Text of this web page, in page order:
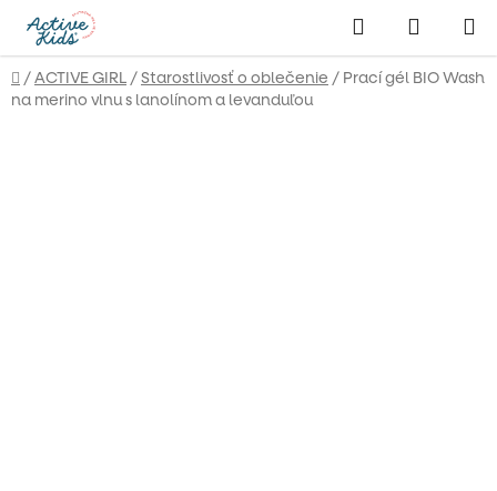
obsah
Hľadať
KOŠÍK
Domov
/ACTIVE GIRL/Starostlivosť o oblečenie / Prací gél BIO Wash
na merino vlnu s lanolínom a levanduľou